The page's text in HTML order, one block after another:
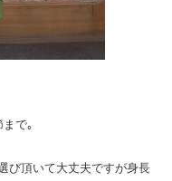
で｡
び頂いて大丈夫ですが身長